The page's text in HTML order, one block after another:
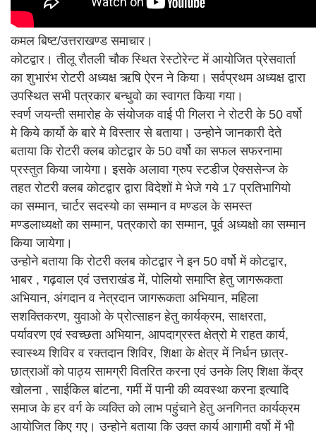
कमल बिष्ट/उत्तराखण्ड समाचार।
कोटद्वार। तीलू रौतली चौक स्थित रेस्टोरेन्ट में आयोजित प्रेसवार्ता
का शुभारंभ रोटरी अध्यक्ष ऋषि ऐरन ने किया। सर्वप्रथम अध्यक्ष द्वारा
उपस्थित सभी पत्रकार बन्धुवो का स्वागत किया गया।
स्वर्ण जयन्ती समारोह के संयोजक वाई पी गिलरा ने रोटरी के 50 वर्षो
मे किये कार्यो के बारे मे विस्तार से बताया। उन्होने जानकारी देते
बताया कि रोटरी क्लब कोटद्वार के 50 वर्षो का सफल सफरनामा
प्रस्तुत किया जायेगा। इसके अलावा ग्रुप स्टडीज ऐक्ससेन्ज के
तहत रोटरी क्लब कोटद्वार द्वारा विदेशों मे भेजे गये 17 प्रतिभागियो
का सम्मान, चार्टर सदस्यो का सम्मान व मण्डल के समस्त
मण्डलाध्यक्षो का सम्मान, पत्रकारो का सम्मान, पूर्व अध्यक्षो का सम्मान
किया जायेगा।
उन्होने बताया कि रोटरी क्लब कोटद्वार ने इन 50 वर्षो में कोटद्वार,
भाबर , गढ़वाल एवं उत्तराखंड में, पोलियो समाप्ति हेतु जागरूकता
अभियान, अंगदान व नेत्रदान जागरूकता अभियान, महिला
सशक्तिकरण, युवाओ के प्रोत्साहन हेतु कार्यक्रम, साक्षरता,
पर्यावरण एवं स्वच्छता अभियान, आपदाग्रस्त क्षेत्रो मे राहत कार्य,
स्वास्थ्य शिविर व रक्तदान शिविर, शिक्षा के क्षेत्र में निर्धन छात्र-
छात्राओं को पाठ्य सामग्री वितरित करना एवं उनके लिए शिक्षा केंद्र
खोलना , साईकिल बांटना, गर्मी में पानी की व्यवस्था करना इत्यादि
समाज के हर वर्ग के व्यक्ति को लाभ पहुंचाने हेतु अनगिनत कार्यक्रम
आयोजित किए गए। उन्होने बताया कि उक्त कार्य आगामी वर्षो में भी